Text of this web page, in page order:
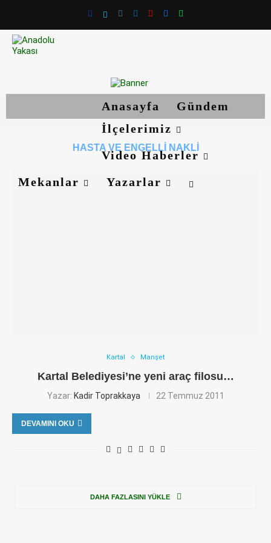
Anasayfa
Gündem
İlçelerimiz
Video Haberler
Mekanlar
Yazarlar
HASTA VE ENGELLI NAKLI
Kartal Manşet
Kartal Belediyesi’ne yeni araç filosu…
Yazar: Kadir Toprakkaya 22 Temmuz 2011
DEVAMINI OKU
DAHA FAZLASINI YÜKLE